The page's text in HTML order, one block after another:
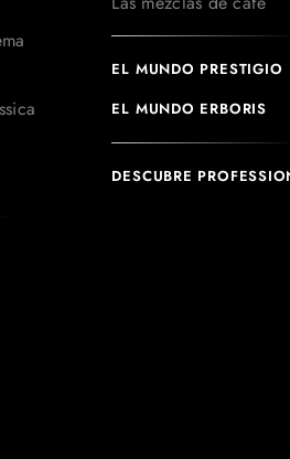
EL MUNDO PRESTIGIO
EL MUNDO ERBORIS
DESCUBRE